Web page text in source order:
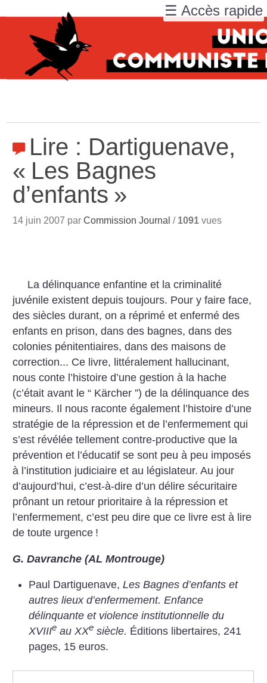
Lire : Dartiguenave,
« Les Bagnes
d’enfants »
14 juin 2007 parCommission Journal / 1091 vues
La délinquance enfantine et la criminalité
juvénile existent depuis toujours. Pour y faire face,
des siècles durant, on a réprimé et enfermé des
enfants en prison, dans des bagnes, dans des
colonies pénitentiaires, dans des maisons de
correction... Ce livre, littéralement hallucinant,
nous conte l’histoire d’une gestion à la hache
(c’était avant le “ Kärcher ”) de la délinquance des
mineurs. Il nous raconte également l’histoire d’une
stratégie de la répression et de l’enfermement qui
s’est révélée tellement contre-productive que la
prévention et l’éducatif se sont peu à peu imposés
à l’institution judiciaire et au législateur. Au jour
d’aujourd’hui, c’est-à-dire d’un délire sécuritaire
prônant un retour prioritaire à la répression et
l’enfermement, c’est peu dire que ce livre est à lire
de toute urgence !
G. Davranche (AL Montrouge)
Paul Dartiguenave, Les Bagnes d’enfants et
autres lieux d’enfermement. Enfance
délinquante et violence institutionnelle du
XVIIIeau XXesiècle. Éditions libertaires, 241
pages, 15 euros.
☰ Accès rapide